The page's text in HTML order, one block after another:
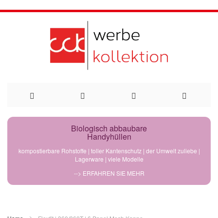
Direkt
Biologisch abbaubare
Handyhüllen
kompostierbare Rohstoffe | toller Kantenschutz | der Umwelt zuliebe |
Lagerware | viele Modelle
--> ERFAHREN SIE MEHR